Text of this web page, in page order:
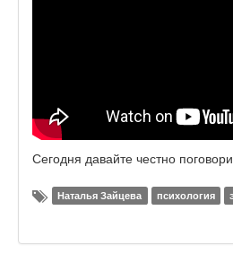
Сегодня давайте честно
Наталья Зайцева психология